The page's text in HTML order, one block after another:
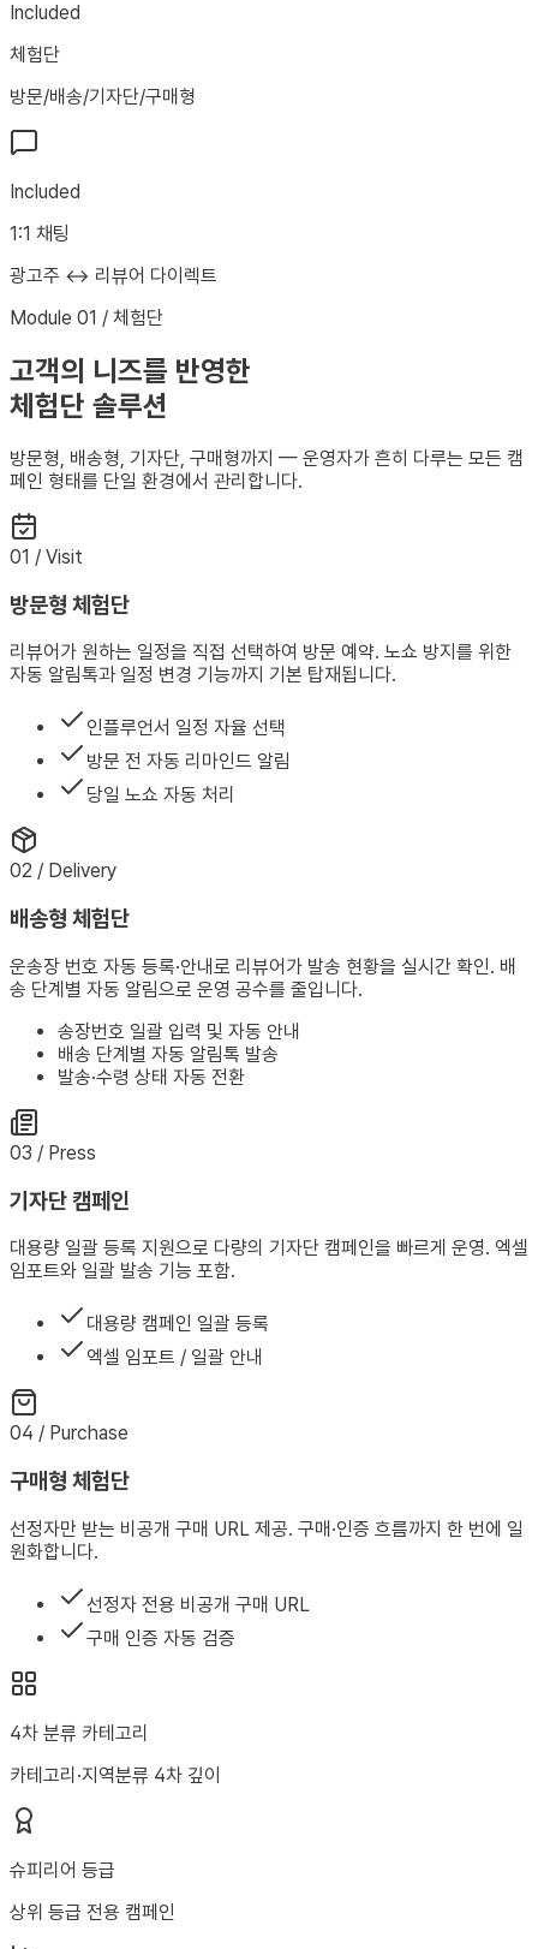
Included
체험단
방문/배송/기자단/구매형
Included
1:1 채팅
광고주 ↔ 리뷰어 다이렉트
Module 01 / 체험단
고객의 니즈를 반영한
체험단 솔루션
방문형, 배송형, 기자단, 구매형까지 — 운영자가 흔히 다루는 모든 캠
페인 형태를 단일 환경에서 관리합니다.
01 / Visit
방문형 체험단
리뷰어가 원하는 일정을 직접 선택하여 방문 예약. 노쇼 방지를 위한
자동 알림톡과 일정 변경 기능까지 기본 탑재됩니다.
인플루언서 일정 자율 선택
방문 전 자동 리마인드 알림
당일 노쇼 자동 처리
02 / Delivery
배송형 체험단
운송장 번호 자동 등록·안내로 리뷰어가 발송 현황을 실시간 확인. 배
송 단계별 자동 알림으로 운영 공수를 줄입니다.
송장번호 일괄 입력 및 자동 안내
배송 단계별 자동 알림톡 발송
발송·수령 상태 자동 전환
03 / Press
기자단 캠페인
대용량 일괄 등록 지원으로 다량의 기자단 캠페인을 빠르게 운영. 엑셀
임포트와 일괄 발송 기능 포함.
대용량 캠페인 일괄 등록
엑셀 임포트 / 일괄 안내
04 / Purchase
구매형 체험단
선정자만 받는 비공개 구매 URL 제공. 구매·인증 흐름까지 한 번에 일
원화합니다.
선정자 전용 비공개 구매 URL
구매 인증 자동 검증
4차 분류 카테고리
카테고리·지역분류 4차 깊이
슈피리어 등급
상위 등급 전용 캠페인